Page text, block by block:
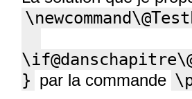
} par la commande